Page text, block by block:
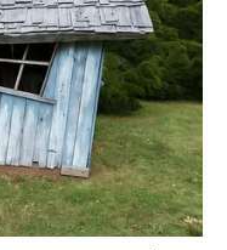
iz tog kontakta
romantičnog